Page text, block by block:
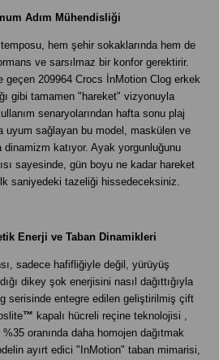
Adım Mühendisliği
hem şehir sokaklarında hem de
ve sarsılmaz bir konfor gerektirir.
geçen 209964 Crocs İnMotion Clog erkek
gibi tamamen "hareket" vizyonuyla
senaryolarından hafta sonu plaj
uyum sağlayan bu model, maskülen ve
dinamizm katıyor. Ayak yorgunluğunu
sayesinde, gün boyu ne kadar hareket
saniyedeki tazeliği hissedeceksiniz.
Enerji ve Taban Dinamikleri
sadece hafifliğiyle değil, yürüyüş
dikey şok enerjisini nasıl dağıttığıyla
serisinde entegre edilen geliştirilmiş çift
™ kapalı hücreli reçine teknolojisi ,
oranında daha homojen dağıtmak
ayırt edici "InMotion" taban mimarisi,